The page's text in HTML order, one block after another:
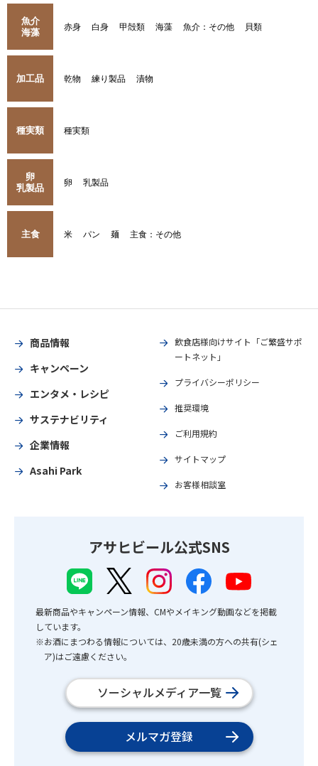
魚介
海藻
赤身 白身 甲殻類 海藻 魚介：その他 貝類
加工品 乾物 練り製品 漬物
種実類 種実類
卵
乳製品
卵 乳製品
主食 米 パン 麺 主食：その他
商品情報
キャンペーン
エンタメ・レシピ
サステナビリティ
企業情報
Asahi Park
飲食店様向けサイト「ご繁盛サポ
ートネット」
プライバシーポリシー
推奨環境
ご利用規約
サイトマップ
お客様相談室
アサヒビール公式SNS
最新商品やキャンペーン情報、CMやメイキング動画などを掲載
しています。
※お酒にまつわる情報については、20歳未満の方への共有(シェ
ア)はご遠慮ください。
ソーシャルメディア一覧
メルマガ登録